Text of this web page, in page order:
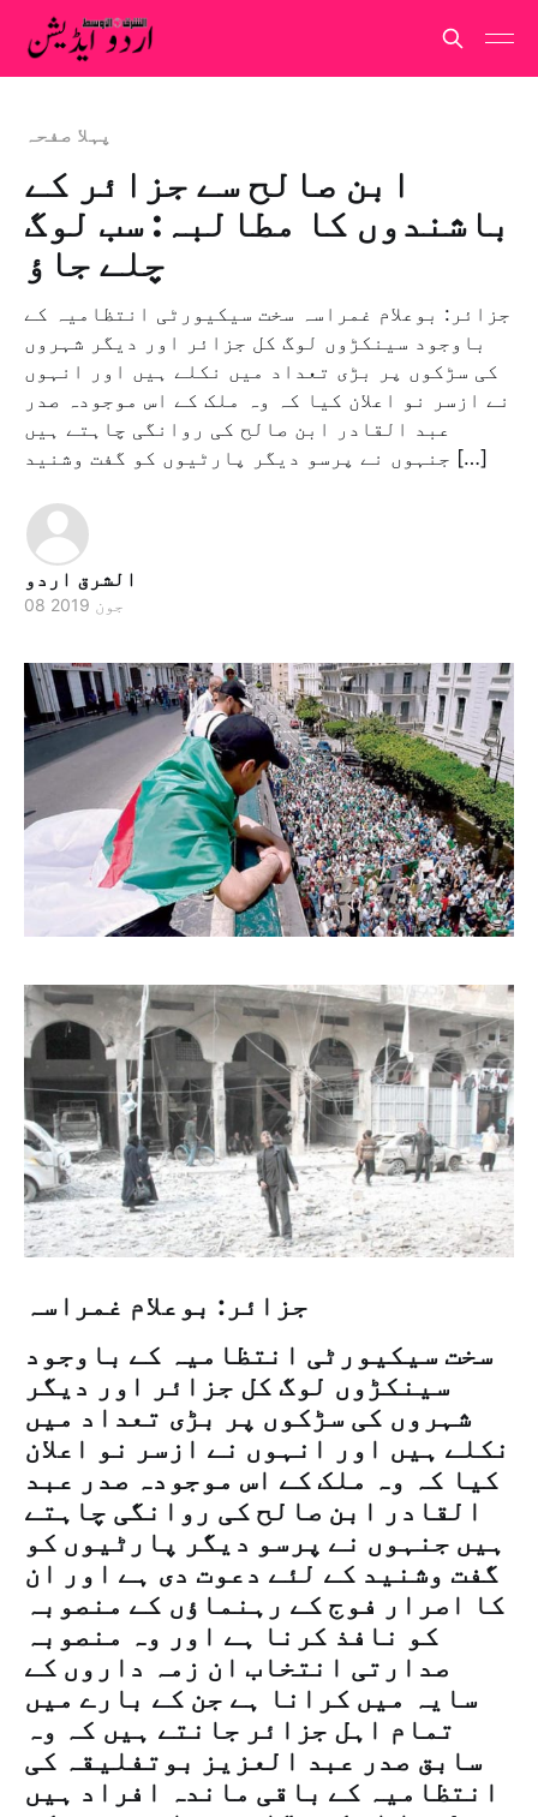
پہلا صفحہ
ابن صالح سے جزائر کے
باشندوں کا مطالبہ: سب لوگ
چلے جاؤ
جزائر: بوعلام غمراسہ سخت سیکیورٹی انتظامیہ کے
باوجود سینکڑوں لوگ کل جزائر اور دیگر شہروں
کی سڑکوں پر بڑی تعداد میں نکلے ہیں اور انہوں
نے ازسر نو اعلان کیا کہ وہ ملک کے اس موجودہ صدر
عبد القادر ابن صالح کی روانگی چاہتے ہیں
جنہوں نے پرسو دیگر پارٹیوں کو گفت وشنید […]
الشرق اردو
08 جون 2019
جزائر: بوعلام غمراسہ
سخت سیکیورٹی انتظامیہ کے باوجود
سینکڑوں لوگ کل جزائر اور دیگر
شہروں کی سڑکوں پر بڑی تعداد میں
نکلے ہیں اور انہوں نے ازسر نو اعلان
کیا کہ وہ ملک کے اس موجودہ صدر عبد
القادر ابن صالح کی روانگی چاہتے
ہیں جنہوں نے پرسو دیگر پارٹیوں کو
گفت وشنید کے لئے دعوت دی ہے اور ان
کا اصرار فوج کے رہنماؤں کے منصوبہ
کو نافذ کرنا ہے اور وہ منصوبہ
صدارتی انتخاب ان زمہ داروں کے
سایہ میں کرانا ہے جن کے بارے میں
تمام اہل جزائر جانتے ہیں کہ وہ
سابق صدر عبد العزیز بوتفلیقہ کی
انتظامیہ کے باقی ماندہ افراد ہیں